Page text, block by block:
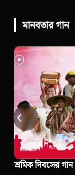
মানবতার গান
অসহায় মানুষের